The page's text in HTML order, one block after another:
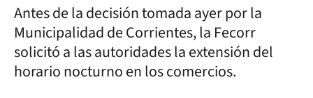
Antes de la decisión tomada ayer por la
Municipalidad de Corrientes, la Fecorr
solicitó a las autoridades la extensión del
horario nocturno en los comercios.